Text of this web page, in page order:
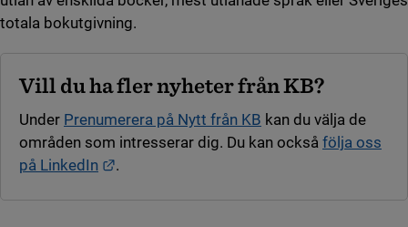
totala bokutgivning.
Vill du ha fler nyheter från KB?
Under Prenumerera på Nytt från KB kan du välja de
områden som intresserar dig. Du kan också följa oss
på LinkedIn
Länk till annan webbplats.
.